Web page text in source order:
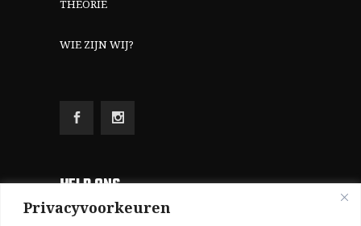
Privacyvoorkeuren
THEORIE
WIE ZIJN WIJ?
HELP ONS